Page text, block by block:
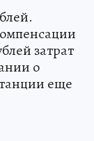
затрат
о
еще